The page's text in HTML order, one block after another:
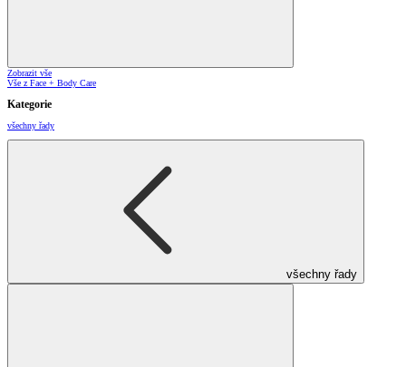
Zobrazit vše
Vše z Face + Body Care
Kategorie
všechny řady
všechny řady